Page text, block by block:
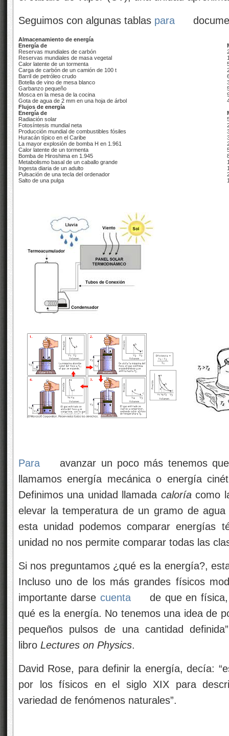
Seguimos con algunas tablas para
Almacenamiento de energía
Energía de
Reservas mundiales de carbón
Reservas mundiales de masa vegetal
Calor latente de un tormenta
Carga de carbón de un camión de 100 t
Barril de petróleo crudo
Botella de vino de mesa blanco
Garbanzo pequeño
Mosca en la mesa de la cocina
Gota de agua de 2 mm en una hoja de árbol
Flujos de energía
Energía de
Radiación solar
Fotosíntesis mundial neta
Producción mundial de combustibles fósiles
Huracán típico en el Caribe
La mayor explosión de bomba H en 1.961
Calor latente de un tormenta
Bomba de Hiroshima en 1.945
Metabolismo basal de un caballo grande
Ingesta diaria de un adulto
Pulsación de una tecla del ordenador
Salto de una pulga
Para
avanzar un poco más tenemos
llamamos energía mecánica o energía
Definimos una unidad llamada caloríacomo
elevar la temperatura de un gramo de
esta unidad podemos comparar energías
unidad no nos permite comparar todas las
Si nos preguntamos ¿qué es la energía?,
Incluso uno de los más grandes físicos
importante darse cuenta
de que en
qué es la energía. No tenemos una idea de
pequeños pulsos de una cantidad
libro Lectures on Physics.
David Rose, para definir la energía, decía:
por los físicos en el siglo XIX para
variedad de fenómenos naturales”.